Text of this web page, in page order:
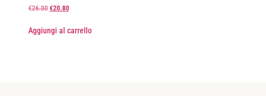
€26.00 €20.80
Aggiungi al carrello